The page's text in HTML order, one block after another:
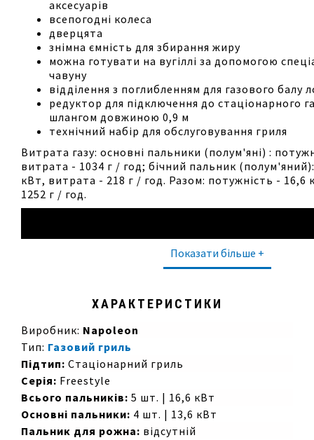
аксесуарів
всепогодні колеса
дверцята
знімна ємність для збирання жиру
можна готувати на вугіллі за допомогою
чавуну
відділення з поглибленням для газового балу
редуктор для підключення до стаціонарного
шлангом довжиною 0,9 м
технічний набір для обслуговування гриля
Витрата газу: основні пальники (полум'яні) :
витрата - 1034 г / год; бічний пальник
кВт, витрата - 218 г / год. Разом: потужність - 16,6
1252 г / год.
Показати більше +
ХАРАКТЕРИСТИКИ
Виробник: Napoleon
Тип: Газовий гриль
Підтип: Стаціонарний гриль
Серія: Freestyle
Всього пальників: 5 шт. | 16,6 кВт
Основні пальники: 4 шт. | 13,6 кВт
Пальник для рожна: відсутній